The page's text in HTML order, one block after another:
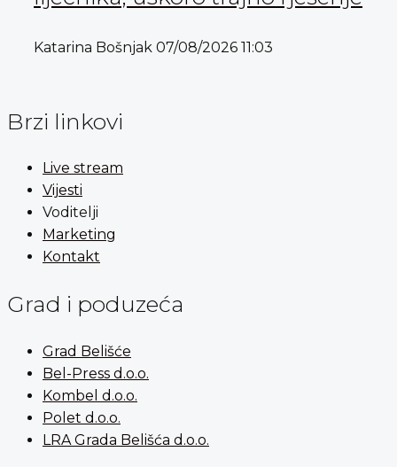
Katarina Bošnjak 07/08/2026 11:03
Brzi linkovi
Live stream
Vijesti
Voditelji
Marketing
Kontakt
Grad i poduzeća
Grad Belišće
Bel-Press d.o.o.
Kombel d.o.o.
Polet d.o.o.
LRA Grada Belišća d.o.o.